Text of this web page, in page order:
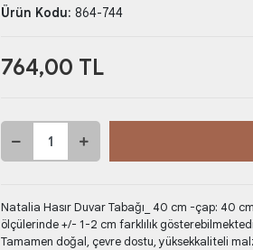
Ürün Kodu: 864-744
764,00 TL
Natalia Hasır Duvar Tabağı_ 40 cm -çap: 40
ölçülerinde +/- 1-2 cm farklılık
Tamamen doğal, çevre dostu, yüksekkaliteli